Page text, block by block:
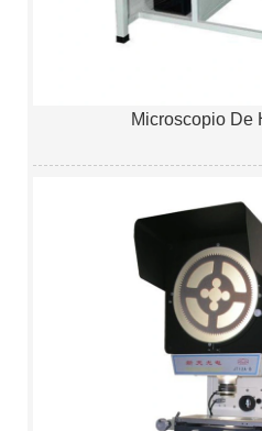
Microscopio De